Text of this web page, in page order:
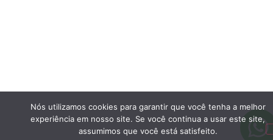
Nós utilizamos cookies para garantir que você tenha a melhor
experiência em nosso site. Se você continua a usar este site,
assumimos que você está satisfeito.